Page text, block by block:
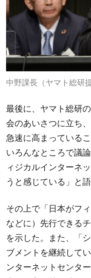
中野課長（ヤマト総研提
最後に、ヤマト総研
会のあいさつに立ち
急速に高まっている
いろんなところで議
ィジカルインターネ
うと感じている」と語
その上で「日本がフ
などに）先行できる
を示した。また、「
ブメントを継続して
ンターネットセンタ